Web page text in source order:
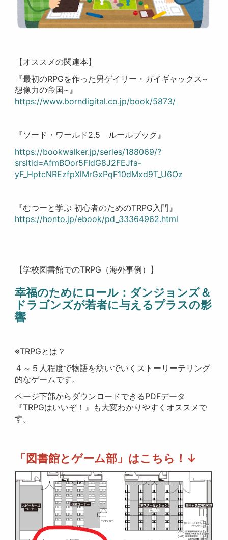
【オススメの関連本】
『最初のRPGを作った男ゲイリー・ガイギャックス~
想像力の帝国~』
https://www.borndigital.co.jp/book/5873/
『ソード・ワールド2.5 ルールブック』
https://bookwalker.jp/series/188069/?
srsltid=AfmBOor5FIdG8J2FEJfa-
yF_HptcNREzfpXlMrGxPqF10dMxd9T_U6Oz
『むつーと学ぶ 初心者のためのTRPG入門』
https://honto.jp/ebook/pd_33364962.html
【学校図書館でのTRPG（海外事例）】
幸福のためにロール：ダンジョンズ＆
ドラゴンズが若者に与えるプラスの影
響
※TRPGとは？
４～５人程度で物語を紡いでいくストーリーテリング
的なゲームです。
ページ下部からダウンロードできるPDFデータ
『TRPGはいいぞ！』も大変わかりやすくオススメで
す。
「図書館とゲーム部」はこちら！↓